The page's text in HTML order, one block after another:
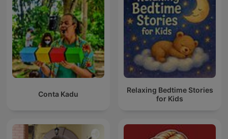
Conta Kadu
Relaxing Bedtime Stories
for Kids